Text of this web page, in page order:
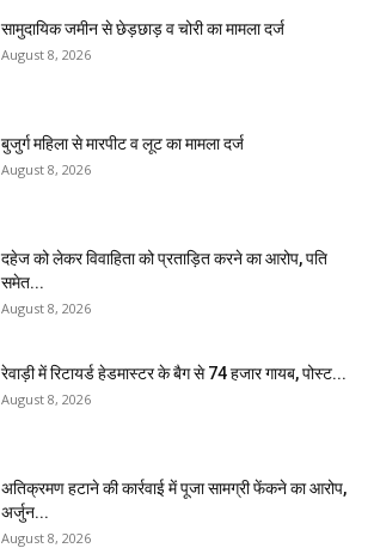
सामुदायिक जमीन से छेड़छाड़ व चोरी का मामला दर्ज
August 8, 2026
बुजुर्ग महिला से मारपीट व लूट का मामला दर्ज
August 8, 2026
दहेज को लेकर विवाहिता को प्रताड़ित करने का आरोप, पति
समेत...
August 8, 2026
रेवाड़ी में रिटायर्ड हेडमास्टर के बैग से ₹74 हजार गायब, पोस्ट...
August 8, 2026
अतिक्रमण हटाने की कार्रवाई में पूजा सामग्री फेंकने का आरोप,
अर्जुन...
August 8, 2026